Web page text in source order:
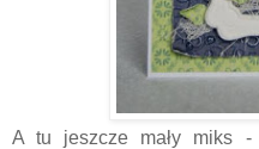
A tu jeszcze mały miks -